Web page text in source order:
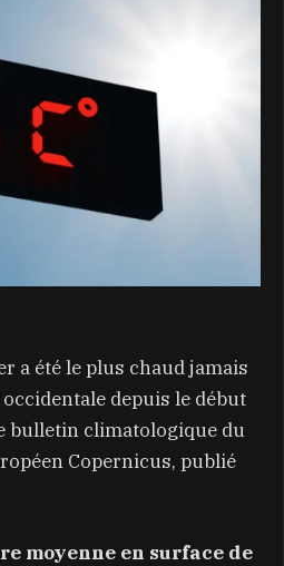
a été le plus chaud jamais
depuis le début
bulletin climatologique du
Copernicus, publié
moyenne en surface de